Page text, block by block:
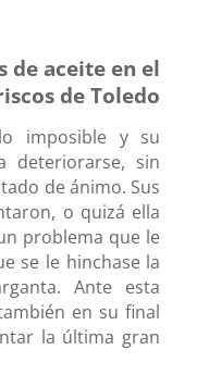
aceite en el
de Toledo
imposible y su
deteriorarse, sin
de ánimo. Sus
o quizá ella
problema que le
se le hinchase la
Ante esta
en su final
la última gran